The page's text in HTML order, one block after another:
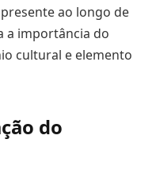
ao longo de
a importância do
cultural e elemento
do